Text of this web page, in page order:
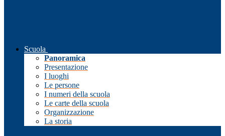
Scuola
Panoramica
Presentazione
I luoghi
Le persone
I numeri della scuola
Le carte della scuola
Organizzazione
La storia